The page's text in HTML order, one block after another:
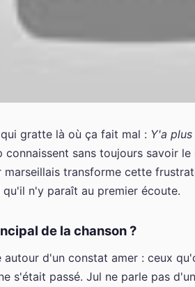
gratte là où ça fait mal : Y'a
connaissent sans toujours savoir
transforme cette
n'y paraît au premier écoute.
de la chanson ?
d'un constat amer : ceux
s'était passé. Jul ne parle pas